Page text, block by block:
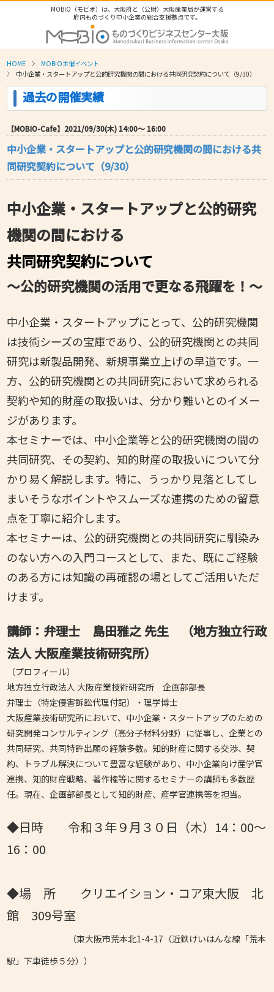
MOBIO（モビオ）は、大阪府と（公財）大阪産業局が運営する
府内ものづくり中小企業の総合支援拠点です。
HOME
MOBIO主催イベント
中小企業・スタートアップと公的研究機関の間における共同研究契約について（9/30）
過去の開催実績
【MOBIO-Cafe】2021/09/30(木) 14:00〜 16:00
中小企業・スタートアップと公的研究機関の間における共
同研究契約について（9/30）
中小企業・スタートアップと公的研究
機関の間における
共同研究契約について
～公的研究機関の活用で更なる飛躍を！～
中小企業・スタートアップにとって、公的研究機関
は技術シーズの宝庫であり、公的研究機関との共同
研究は新製品開発、新規事業立上げの早道です。一
方、公的研究機関との共同研究において求められる
契約や知的財産の取扱いは、分かり難いとのイメー
ジがあります。
本セミナーでは、中小企業等と公的研究機関の間の
共同研究、その契約、知的財産の取扱いについて分
かり易く解説します。特に、うっかり見落としてし
まいそうなポイントやスムーズな連携のための留意
点を丁寧に紹介します。
本セミナーは、公的研究機関との共同研究に馴染み
のない方への入門コースとして、また、既にご経験
のある方には知識の再確認の場としてご活用いただ
けます。
講師：弁理士 島田雅之 先生 （地方独立行政
法人 大阪産業技術研究所）
（プロフィール）
地方独立行政法人 大阪産業技術研究所 企画部部長
弁理士（特定侵害訴訟代理付記）・理学博士
大阪産業技術研究所において、中小企業・スタートアップのための
研究開発コンサルティング（高分子材料分野）に従事し、企業との
共同研究、共同特許出願の経験多数。知的財産に関する交渉、契
約、トラブル解決について豊富な経験があり、中小企業向け産学官
連携、知的財産戦略、著作権等に関するセミナーの講師も多数歴
任。現在、企画部部長として知的財産、産学官連携等を担当。
◆日時 令和３年９月３０日（木）14：00～
16：00
◆場 所 クリエイション・コア東大阪 北
館 309号室
（東大阪市荒本北1-4-17（近鉄けいはんな線「荒本
駅」下車徒歩５分））